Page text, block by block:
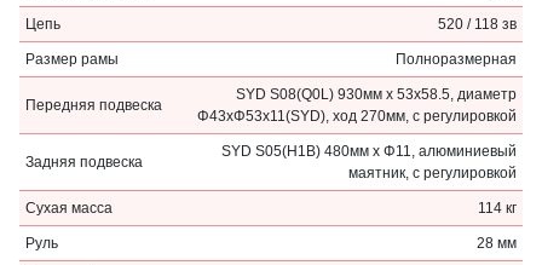
Цепь 520 / 118 зв
Размер рамы Полноразмерная
Передняя подвеска
SYD S08(Q0L) 930мм x 53x58.5, диаметр
Φ43xΦ53x11(SYD), ход 270мм, с регулировкой
Задняя подвеска
SYD S05(H1B) 480мм x Φ11, алюминиевый
маятник, с регулировкой
Сухая масса 114 кг
Руль 28 мм